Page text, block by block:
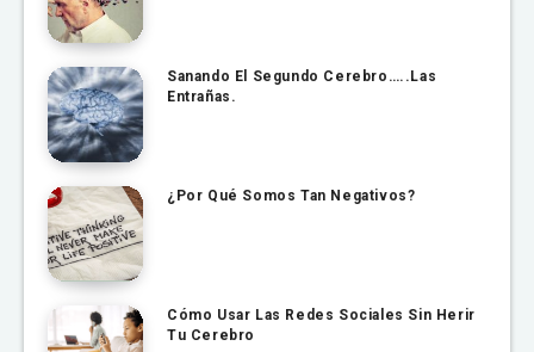
Sanando El Segundo Cerebro…..Las
Entrañas.
¿Por Qué Somos Tan Negativos?
Cómo Usar Las Redes Sociales Sin Herir
Tu Cerebro